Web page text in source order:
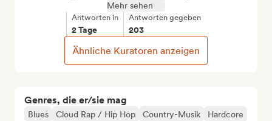
Genres, die er/sie mag
Blues Cloud Rap / Hip Hop Country-Musik
Hardcore
Mehr sehen
Antworten in
2 Tage
Antworten gegeben
203
Ähnliche Kuratoren anzeigen